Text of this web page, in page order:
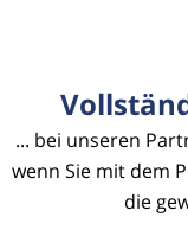
... bei unseren
wenn Sie mit dem
die